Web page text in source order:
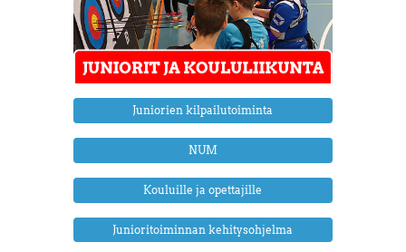
Juniorien kilpailutoiminta
NUM
Kouluille ja opettajille
Junioritoiminnan kehitysohjelma